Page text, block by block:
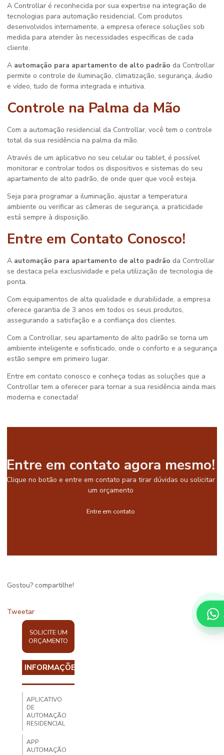
A Controllar é reconhecida por sua expertise na integração de
tecnologias para automação residencial. Com produtos
desenvolvidos internamente, a empresa oferece soluções sob
medida para atender às necessidades específicas de cada
cliente.
A automação para apartamento de alto padrão da Controllar
permite o controle de iluminação, climatização, segurança, áudio
e vídeo, tudo de forma integrada e intuitiva.
Controle na Palma da Mão
Com a automação residencial da Controllar, você tem o controle
total da sua residência na palma da mão.
Através de um aplicativo no seu celular ou tablet, é possível
monitorar e controlar todos os dispositivos e sistemas do seu
apartamento de alto padrão, de onde quer que você esteja.
Seja para programar a iluminação, ajustar a temperatura
ambiente ou verificar as câmeras de segurança, a praticidade
está sempre à disposição.
Entre em Contato Conosco!
A automação para apartamento de alto padrão da Controllar
se destaca pela exclusividade e pela utilização de tecnologia de
ponta.
Com equipamentos de alta qualidade e durabilidade, a empresa
oferece garantia de 3 anos em todos os seus produtos,
assegurando a satisfação e a confiança dos clientes.
Com a Controllar, seu apartamento de alto padrão se torna um
ambiente inteligente e sofisticado, onde o conforto e a segurança
estão sempre em primeiro lugar.
Entre em contato conosco e conheça todas as soluções que a
Controllar tem a oferecer para tornar a sua residência ainda mais
moderna e conectada!
Entre em contato agora mesmo!
Clique no botão e entre em contato para tirar dúvidas ou solicitar
um orçamento
Entre em contato
Gostou? compartilhe!
Tweetar
SOLICITE UM
ORÇAMENTO
INFORMAÇÕES
APLICATIVO
DE
AUTOMAÇÃO
RESIDENCIAL
APP
AUTOMAÇÃO